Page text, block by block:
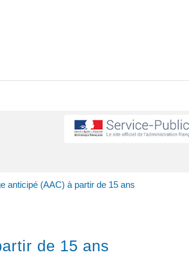
anticipé (AAC) à partir de 15 ans
de 15 ans